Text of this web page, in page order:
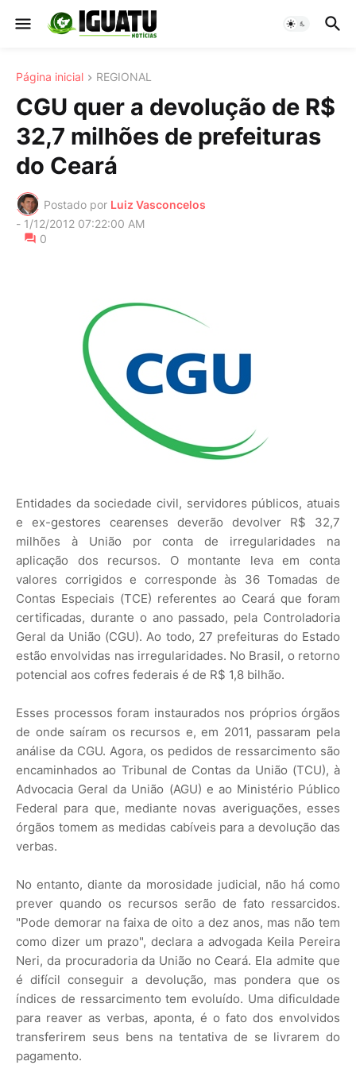
Página inicial REGIONAL
CGU quer a devolução de R$
32,7 milhões de prefeituras
do Ceará
Postado por Luiz Vasconcelos
- 1/12/2012 07:22:00 AM
0
Entidades da sociedade civil, servidores públicos, atuais
e ex-gestores cearenses deverão devolver R$ 32,7
milhões à União por conta de irregularidades na
aplicação dos recursos. O montante leva em conta
valores corrigidos e corresponde às 36 Tomadas de
Contas Especiais (TCE) referentes ao Ceará que foram
certificadas, durante o ano passado, pela Controladoria
Geral da União (CGU). Ao todo, 27 prefeituras do Estado
estão envolvidas nas irregularidades. No Brasil, o retorno
potencial aos cofres federais é de R$ 1,8 bilhão.
Esses processos foram instaurados nos próprios órgãos
de onde saíram os recursos e, em 2011, passaram pela
análise da CGU. Agora, os pedidos de ressarcimento são
encaminhados ao Tribunal de Contas da União (TCU), à
Advocacia Geral da União (AGU) e ao Ministério Público
Federal para que, mediante novas averiguações, esses
órgãos tomem as medidas cabíveis para a devolução das
verbas.
No entanto, diante da morosidade judicial, não há como
prever quando os recursos serão de fato ressarcidos.
"Pode demorar na faixa de oito a dez anos, mas não tem
como dizer um prazo", declara a advogada Keila Pereira
Neri, da procuradoria da União no Ceará. Ela admite que
é difícil conseguir a devolução, mas pondera que os
índices de ressarcimento tem evoluído. Uma dificuldade
para reaver as verbas, aponta, é o fato dos envolvidos
transferirem seus bens na tentativa de se livrarem do
pagamento.